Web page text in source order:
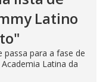
Latino
para a fase de
Latina da